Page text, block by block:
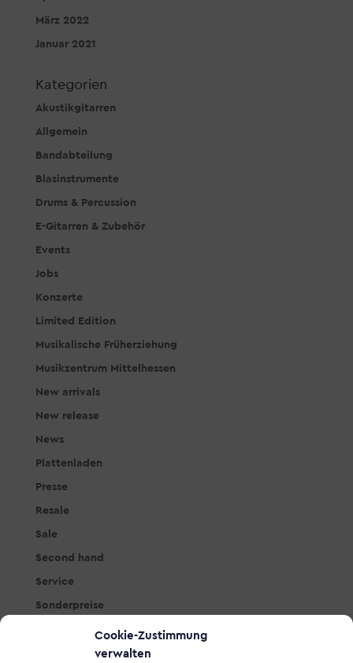
Cookie-Zustimmung
verwalten
März 2022
Januar 2021
Kategorien
Akustikgitarren
Allgemein
Bandabteilung
Blasinstrumente
Drums & Percussion
E-Gitarren & Zubehör
Events
Jobs
Konzerte
Limited Edition
Musikalische Früherziehung
Musikzentrum Mittelhessen
New arrivals
New release
News
Plattenladen
Presse
Resale
Sale
Second hand
Service
Sonderpreise
Tasteninstrumente